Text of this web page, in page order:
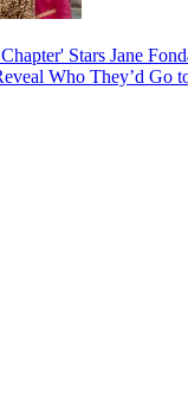
Stars Jane
Who They’d Go